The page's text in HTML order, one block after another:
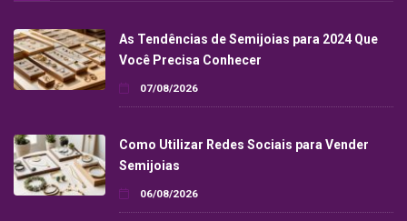
As Tendências de Semijoias para 2024 Que
Você Precisa Conhecer
07/08/2026
Como Utilizar Redes Sociais para Vender
Semijoias
06/08/2026